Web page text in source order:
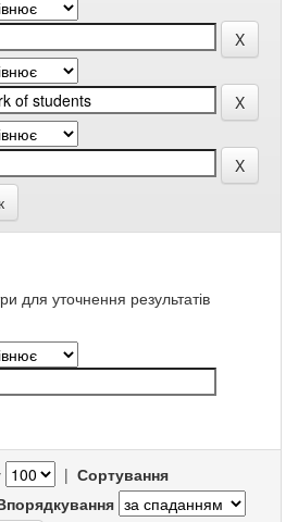
для уточнення результатів
| Сортування